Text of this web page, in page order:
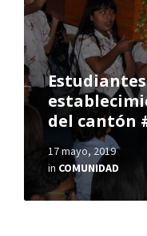
del cantón
17 mayo, 2019
in COMUNIDAD